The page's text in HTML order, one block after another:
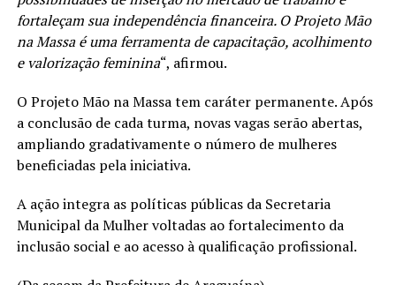
fortaleçam sua independência financeira. O Projeto Mão
na Massa é uma ferramenta de capacitação, acolhimento
e valorização feminina“, afirmou.
O Projeto Mão na Massa tem caráter permanente. Após
a conclusão de cada turma, novas vagas serão abertas,
ampliando gradativamente o número de mulheres
beneficiadas pela iniciativa.
A ação integra as políticas públicas da Secretaria
Municipal da Mulher voltadas ao fortalecimento da
inclusão social e ao acesso à qualificação profissional.